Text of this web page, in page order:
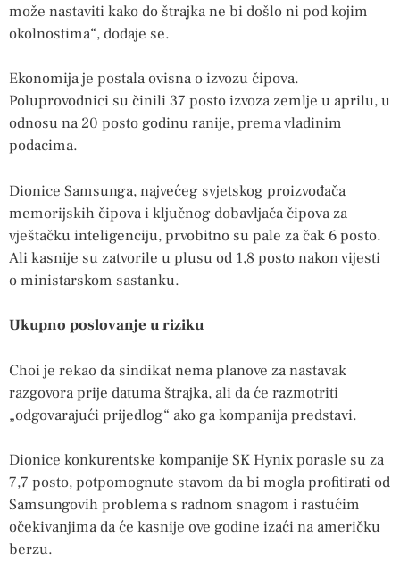
može nastaviti kako do štrajka ne bi došlo ni pod kojim
okolnostima“, dodaje se.
Ekonomija je postala ovisna o izvozu čipova.
Poluprovodnici su činili 37 posto izvoza zemlje u aprilu, u
odnosu na 20 posto godinu ranije, prema vladinim
podacima.
Dionice Samsunga, najvećeg svjetskog proizvođača
memorijskih čipova i ključnog dobavljača čipova za
vještačku inteligenciju, prvobitno su pale za čak 6 posto.
Ali kasnije su zatvorile u plusu od 1,8 posto nakon vijesti
o ministarskom sastanku.
Ukupno poslovanje u riziku
Choi je rekao da sindikat nema planove za nastavak
razgovora prije datuma štrajka, ali da će razmotriti
„odgovarajući prijedlog“ ako ga kompanija predstavi.
Dionice konkurentske kompanije SK Hynix porasle su za
7,7 posto, potpomognute stavom da bi mogla profitirati od
Samsungovih problema s radnom snagom i rastućim
očekivanjima da će kasnije ove godine izaći na američku
berzu.